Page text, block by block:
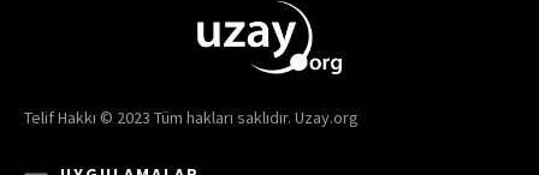
Telif Hakkı © 2023 Tüm hakları saklıdır. Uzay.org